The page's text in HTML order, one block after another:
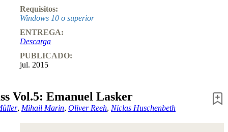
Requisitos:
Windows 10 o superior
ENTREGA:
Descarga
PUBLICADO:
jul. 2015
Vol.5: Emanuel Lasker
, Mihail Marin, Oliver Reeh, Niclas Huschenbeth